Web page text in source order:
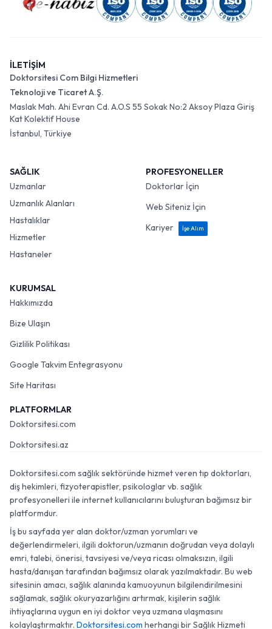
İLETİŞİM
Doktorsitesi Com Bilgi Hizmetleri
Teknoloji ve Ticaret A.Ş.
Maslak Mah. Ahi Evran Cd. A.O.S 55 Sokak No:2 Aksoy Plaza Giriş
Kat Kolektif House
İstanbul, Türkiye
SAĞLIK
Uzmanlar
Uzmanlık Alanları
Hastalıklar
Hizmetler
Hastaneler
PROFESYONELLER
Doktorlar İçin
Web Siteniz İçin
Kariyer
İşe Alım
KURUMSAL
Hakkımızda
Bize Ulaşın
Gizlilik Politikası
Google Takvim Entegrasyonu
Site Haritası
PLATFORMLAR
Doktorsitesi.com
Doktorsitesi.az
Doktorsitesi.com sağlık sektöründe hizmet veren tıp doktorları,
diş hekimleri, fizyoterapistler, psikologlar vb. sağlık
profesyonelleri ile internet kullanıcılarını buluşturan bağımsız bir
platformdur.
İş bu sayfada yer alan doktor/uzman yorumları ve
değerlendirmeleri, ilgili doktorun/uzmanın doğrudan veya dolaylı
emri, talebi, önerisi, tavsiyesi ve/veya ricası olmaksızın, ilgili
hasta/danışan tarafından bağımsız olarak yazılmaktadır. Bu web
sitesinin amacı, sağlık alanında kamuoyunun bilgilendirilmesini
sağlamak, sağlık okuryazarlığını artırmak, kişilerin sağlık
ihtiyaçlarına uygun en iyi doktor veya uzmana ulaşmasını
kolaylaştırmaktır. Doktorsitesi.com herhangi bir Sağlık Hizmeti